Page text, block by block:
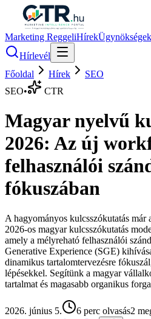
Marketing ReggeliHírekÜgynökségek
Hírlevél
Főoldal
Hírek
SEO
SEO• CTR
Magyar nyelvű
2026: Az új
felhasználói
fókuszában
A hagyományos kulcsszókutatás már
2026-os magyar kulcsszókutatás
amely a mélyreható felhasználói
Generative Experience (SGE)
dinamikus tartalomtervezésre
lépésekkel. Segítünk a magyar
tartalmat és magasabb organikus
2026. június 5. 6 perc olvasás2